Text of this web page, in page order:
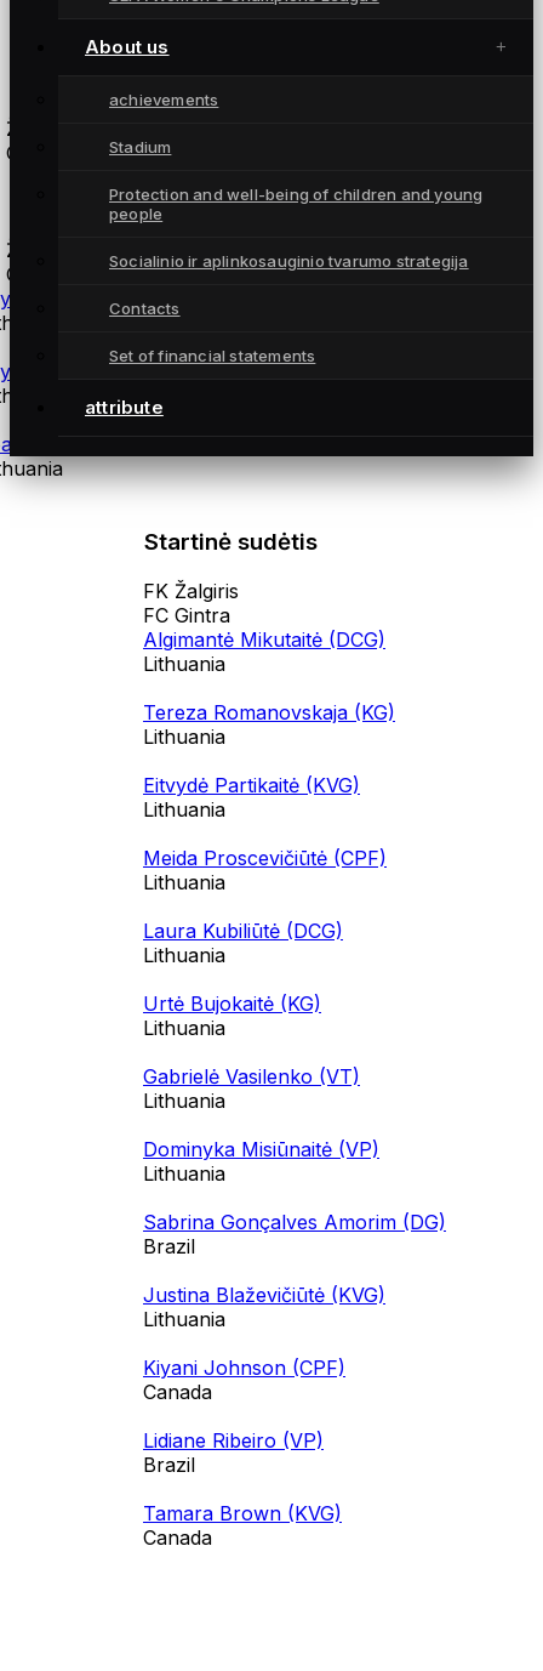
About us
achievements
Stadium
Protection and well-being of children and young
people
Socialinio ir aplinkosauginio tvarumo strategija
Contacts
Set of financial statements
attribute
coaches
training coach Andrius Daškus
Martynas Norvilas
coach Šarūnas Kazlauskas
Startinė sudėtis
FK Žalgiris
FC Gintra
Algimantė Mikutaitė (DCG)
Lithuania
Tereza Romanovskaja (KG)
Lithuania
Eitvydė Partikaitė (KVG)
Lithuania
Meida Proscevičiūtė (CPF)
Lithuania
Laura Kubiliūtė (DCG)
Lithuania
Urtė Bujokaitė (KG)
Lithuania
Gabrielė Vasilenko (VT)
Lithuania
Dominyka Misiūnaitė (VP)
Lithuania
Sabrina Gonçalves Amorim (DG)
Brazil
Justina Blaževičiūtė (KVG)
Lithuania
Kiyani Johnson (CPF)
Canada
Lidiane Ribeiro (VP)
Brazil
Tamara Brown (KVG)
Canada